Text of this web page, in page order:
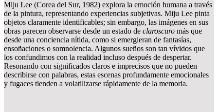
Miju Lee (Corea del Sur, 1982) explora la emoción humana a través
de la pintura, representando experiencias subjetivas. Miju Lee pinta
objetos claramente identificables; sin embargo, las imágenes en sus
obras parecen observarse desde un estado de claroscuro más que
desde una conciencia nítida, como si emergieran de fantasías,
ensoñaciones o somnolencia. Algunos sueños son tan vívidos que
los confundimos con la realidad incluso después de despertar.
Resonando con significados claros e imprecisos que no pueden
describirse con palabras, estas escenas profundamente emocionales
y fugaces tienden a volatilizarse rápidamente de la memoria.